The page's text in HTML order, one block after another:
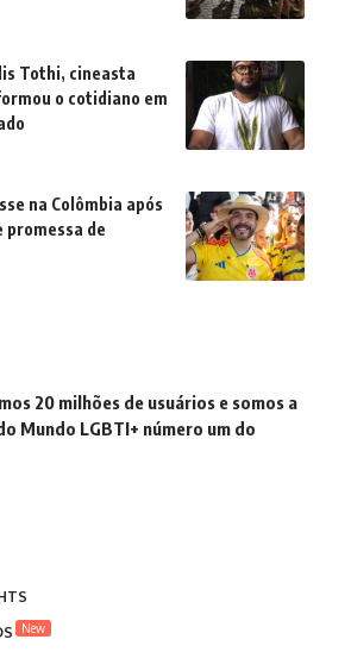
Tothi, cineasta
o cotidiano em
na Colômbia após
de
20 milhões de usuários e somos a
Mundo LGBTI+ número um do
New